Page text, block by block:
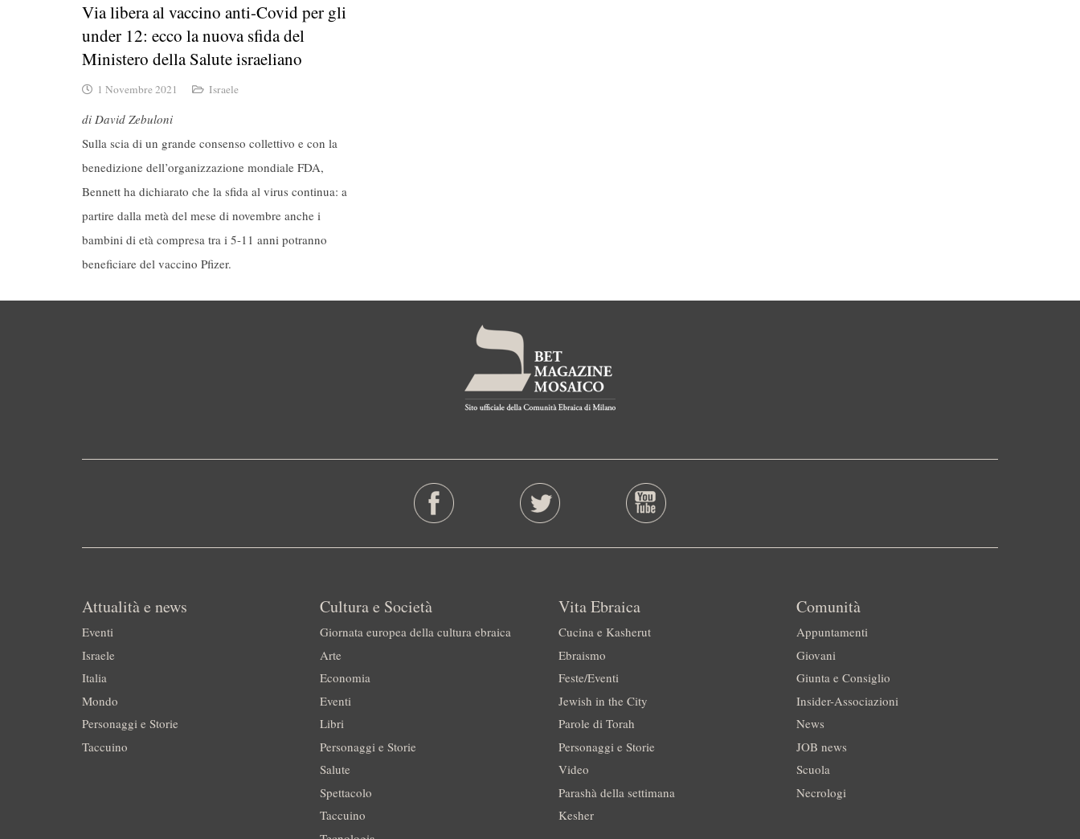
Via libera al vaccino anti-Covid per gli
under 12: ecco la nuova sfida del
Ministero della Salute israeliano
1 Novembre 2021 Israele
di David Zebuloni
Sulla scia di un grande consenso collettivo e con la
benedizione dell’organizzazione mondiale FDA,
Bennett ha dichiarato che la sfida al virus continua: a
partire dalla metà del mese di novembre anche i
bambini di età compresa tra i 5-11 anni potranno
beneficiare del vaccino Pfizer.
Attualità e news
Eventi
Israele
Italia
Mondo
Personaggi e Storie
Taccuino
Cultura e Società
Giornata europea della cultura ebraica
Arte
Economia
Eventi
Libri
Personaggi e Storie
Salute
Spettacolo
Taccuino
Vita Ebraica
Cucina e Kasherut
Ebraismo
Feste/Eventi
Jewish in the City
Parole di Torah
Personaggi e Storie
Video
Parashà della settimana
Kesher
Comunità
Appuntamenti
Giovani
Giunta e Consiglio
Insider-Associazioni
News
JOB news
Scuola
Necrologi